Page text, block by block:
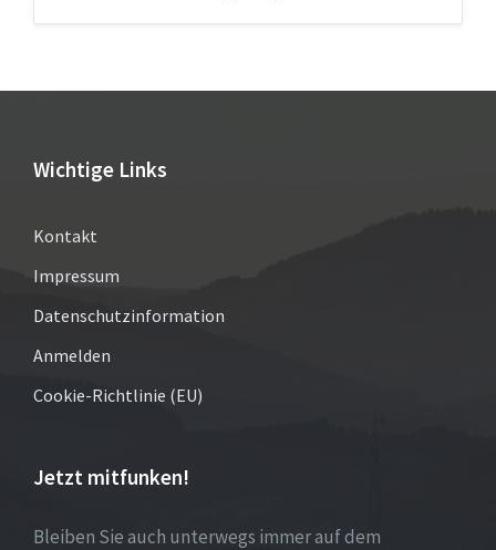
Wichtige Links
Kontakt
Impressum
Datenschutzinformation
Anmelden
Cookie-Richtlinie (EU)
Jetzt mitfunken!
Bleiben Sie auch unterwegs immer auf dem